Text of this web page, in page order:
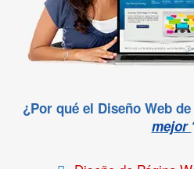
¿Por qué el Diseño Web
mejor